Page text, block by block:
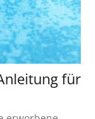
für